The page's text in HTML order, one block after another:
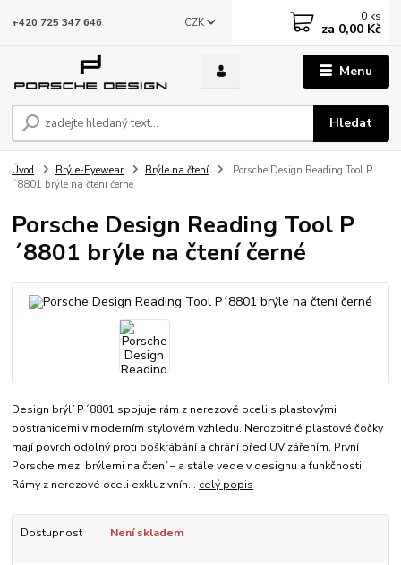
Menu
CZK
Hledat
+420 725 347 646 0 ks
za 0,00 Kč
Úvod Brýle-Eyewear Brýle na čtení
Porsche Design Reading Tool P
´8801 brýle na čtení černé
Porsche Design Reading Tool P
´8801 brýle na čtení černé
Design brýlí P´8801 spojuje rám z nerezové oceli s plastovými
postranicemi v moderním stylovém vzhledu. Nerozbitné plastové čočky
mají povrch odolný proti poškrábání a chrání před UV zářením. První
Porsche mezi brýlemi na čtení – a stále vede v designu a funkčnosti.
Rámy z nerezové oceli exkluzivníh... celý popis
Dostupnost Není skladem